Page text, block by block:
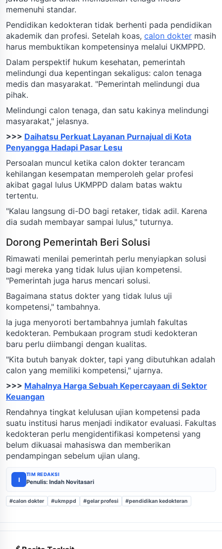
memenuhi standar.
Pendidikan kedokteran tidak berhenti pada pendidikan
akademik dan profesi. Setelah koas, calon dokter masih
harus membuktikan kompetensinya melalui UKMPPD.
Dalam perspektif hukum kesehatan, pemerintah
melindungi dua kepentingan sekaligus: calon tenaga
medis dan masyarakat. "Pemerintah melindungi dua
pihak.
Melindungi calon tenaga, dan satu kakinya melindungi
masyarakat," jelasnya.
>>> Daihatsu Perkuat Layanan Purnajual di Kota
Penyangga Hadapi Pasar Lesu
Persoalan muncul ketika calon dokter terancam
kehilangan kesempatan memperoleh gelar profesi
akibat gagal lulus UKMPPD dalam batas waktu
tertentu.
"Kalau langsung di-DO bagi retaker, tidak adil. Karena
dia sudah membayar sampai lulus," tuturnya.
Dorong Pemerintah Beri Solusi
Rimawati menilai pemerintah perlu menyiapkan solusi
bagi mereka yang tidak lulus ujian kompetensi.
"Pemerintah juga harus mencari solusi.
Bagaimana status dokter yang tidak lulus uji
kompetensi," tambahnya.
Ia juga menyoroti bertambahnya jumlah fakultas
kedokteran. Pembukaan program studi kedokteran
baru perlu diimbangi dengan kualitas.
"Kita butuh banyak dokter, tapi yang dibutuhkan adalah
calon yang memiliki kompetensi," ujarnya.
>>> Mahalnya Harga Sebuah Kepercayaan di Sektor
Keuangan
Rendahnya tingkat kelulusan ujian kompetensi pada
suatu institusi harus menjadi indikator evaluasi. Fakultas
kedokteran perlu mengidentifikasi kompetensi yang
belum dikuasai mahasiswa dan memberikan
pendampingan sebelum ujian ulang.
I
TIM REDAKSI
Penulis: Indah Novitasari
#calon dokter #ukmppd #gelar profesi #pendidikan kedokteran